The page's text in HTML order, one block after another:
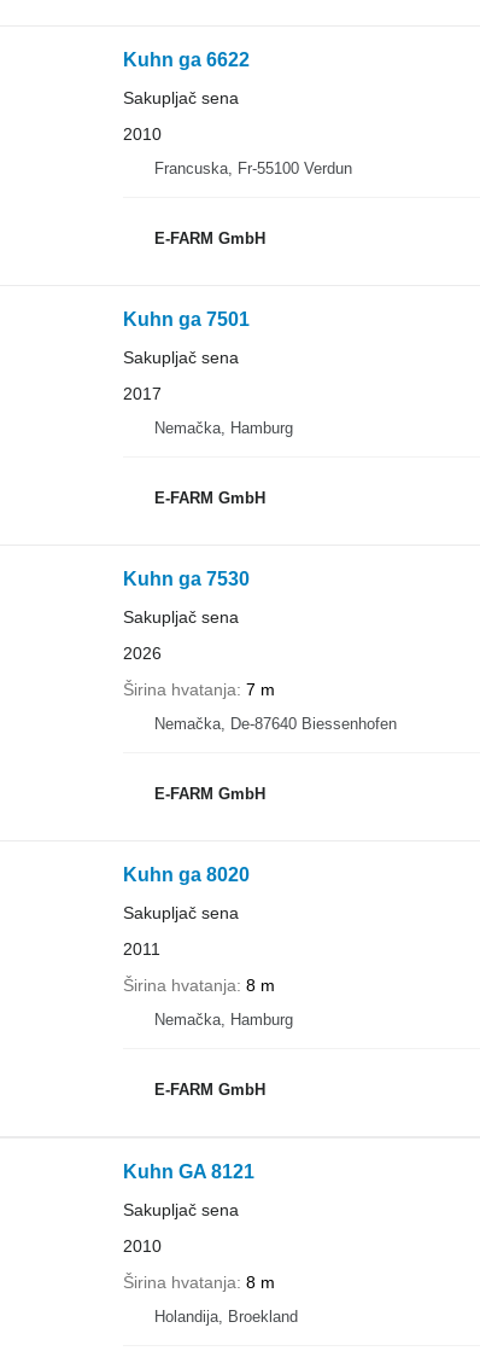
Kuhn ga 6622
Sakupljač sena
2010
Francuska, Fr-55100 Verdun
E-FARM GmbH
Kuhn ga 7501
Sakupljač sena
2017
Nemačka, Hamburg
E-FARM GmbH
Kuhn ga 7530
Sakupljač sena
2026
Širina hvatanja 7 m
Nemačka, De-87640 Biessenhofen
E-FARM GmbH
Kuhn ga 8020
Sakupljač sena
2011
Širina hvatanja 8 m
Nemačka, Hamburg
E-FARM GmbH
Kuhn GA 8121
Sakupljač sena
2010
Širina hvatanja 8 m
Holandija, Broekland